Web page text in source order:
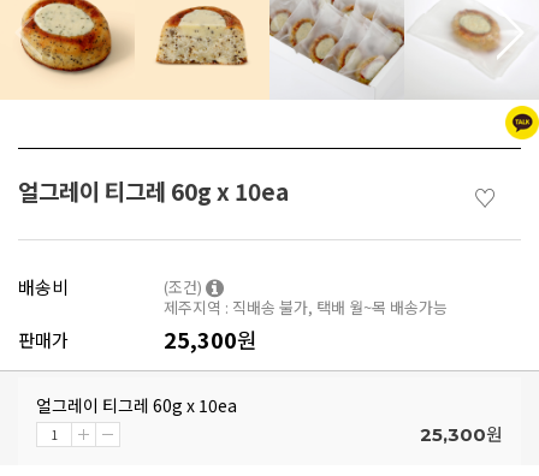
얼그레이 티그레 60g x 10ea ♡
배송비
(조건)
제주지역 : 직배송 불가, 택배 월~목 배송가능
판매가 25,300원
얼그레이 티그레 60g x 10ea
25,300원